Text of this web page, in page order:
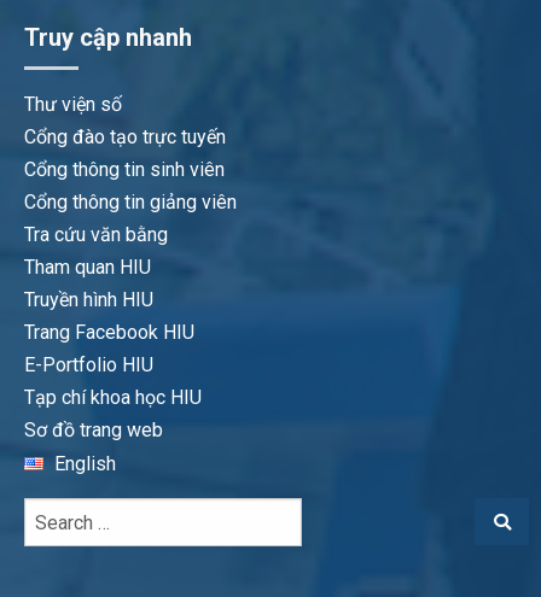
Truy cập nhanh
Thư viện số
Cổng đào tạo trực tuyến
Cổng thông tin sinh viên
Cổng thông tin giảng viên
Tra cứu văn bằng
Tham quan HIU
Truyền hình HIU
Trang Facebook HIU
E-Portfolio HIU
Tạp chí khoa học HIU
Sơ đồ trang web
English